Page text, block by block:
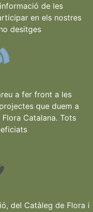
de les
en els nostres
desitges
a fer front a les
que duem a
Catalana. Tots
del Catàleg de Flora i